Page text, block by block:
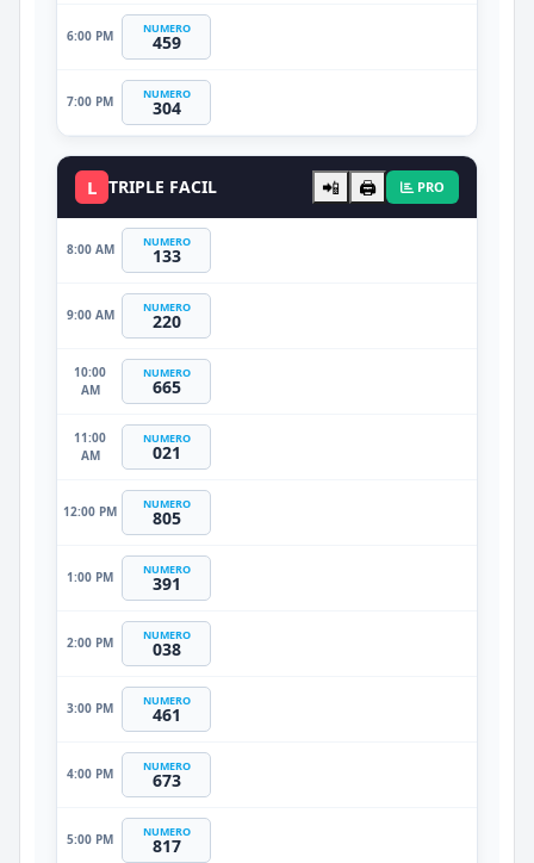
6:00 PM NUMERO
459
7:00 PM NUMERO
304
L TRIPLE FACIL 📲 🖨️ PRO
8:00 AM NUMERO
133
9:00 AM NUMERO
220
10:00
AM
NUMERO
665
11:00
AM
NUMERO
021
12:00 PM NUMERO
805
1:00 PM NUMERO
391
2:00 PM NUMERO
038
3:00 PM NUMERO
461
4:00 PM NUMERO
673
5:00 PM NUMERO
817